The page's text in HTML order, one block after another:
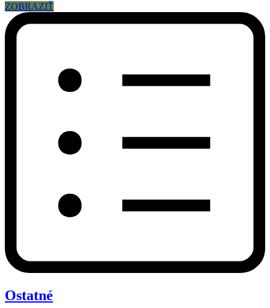
ZOBRAZIŤ
Ostatné